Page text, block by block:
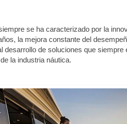
se ha caracterizado por la
la mejora constante del
desarrollo de soluciones que siempre
la industria náutica.